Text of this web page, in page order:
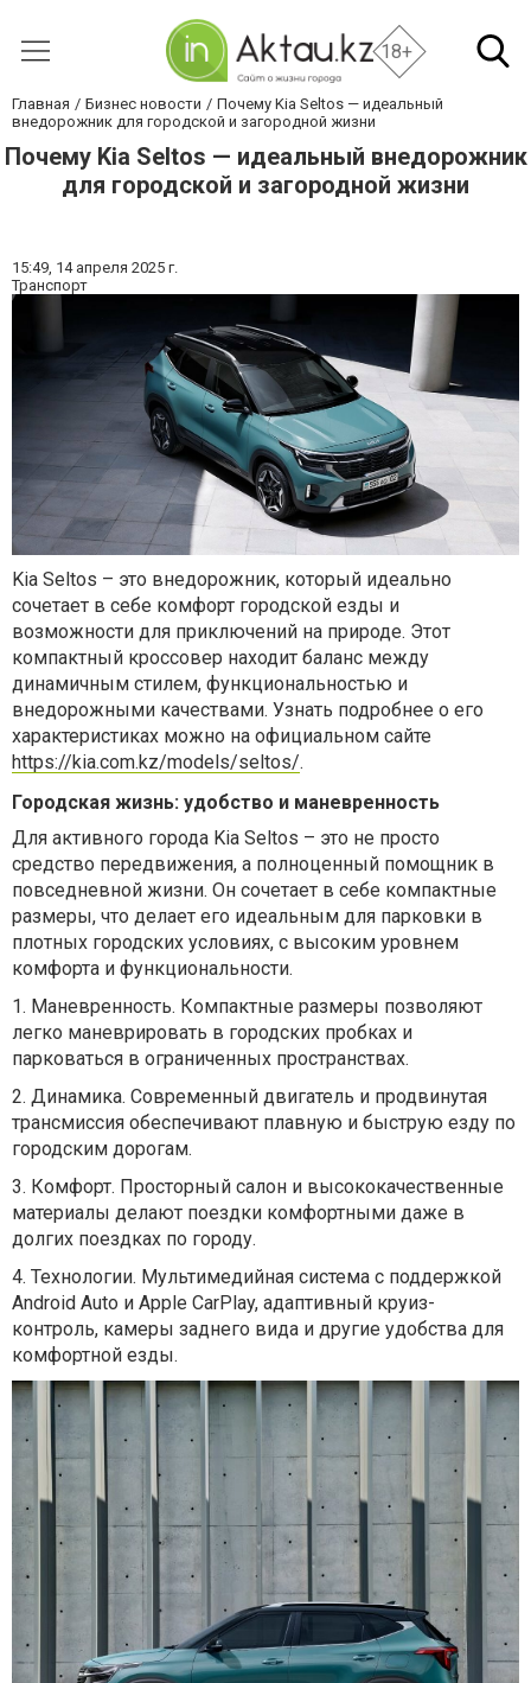
18+
Главная Бизнес новости
Почему Kia Seltos — идеальный
внедорожник для городской и загородной жизни
Почему Kia Seltos — идеальный внедорожник
для городской и загородной жизни
15:49, 14 апреля 2025 г.
Транспорт
Kia Seltos – это внедорожник, который идеально
сочетает в себе комфорт городской езды и
возможности для приключений на природе. Этот
компактный кроссовер находит баланс между
динамичным стилем, функциональностью и
внедорожными качествами. Узнать подробнее о его
характеристиках можно на официальном сайте
https://kia.com.kz/models/seltos/.
Городская жизнь: удобство и маневренность
Для активного города Kia Seltos – это не просто
средство передвижения, а полноценный помощник в
повседневной жизни. Он сочетает в себе компактные
размеры, что делает его идеальным для парковки в
плотных городских условиях, с высоким уровнем
комфорта и функциональности.
1. Маневренность. Компактные размеры позволяют
легко маневрировать в городских пробках и
парковаться в ограниченных пространствах.
2. Динамика. Современный двигатель и продвинутая
трансмиссия обеспечивают плавную и быструю езду по
городским дорогам.
3. Комфорт. Просторный салон и высококачественные
материалы делают поездки комфортными даже в
долгих поездках по городу.
4. Технологии. Мультимедийная система с поддержкой
Android Auto и Apple CarPlay, адаптивный круиз-
контроль, камеры заднего вида и другие удобства для
комфортной езды.